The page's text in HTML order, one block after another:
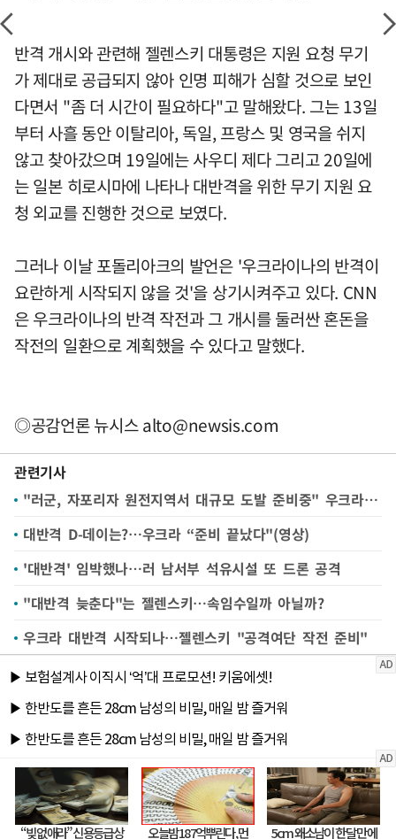
반격 개시와 관련해 젤렌스키 대통령은 지원 요청 무기
가 제대로 공급되지 않아 인명 피해가 심할 것으로 보인
다면서 "좀 더 시간이 필요하다"고 말해왔다. 그는 13일
부터 사흘 동안 이탈리아, 독일, 프랑스 및 영국을 쉬지
않고 찾아갔으며 19일에는 사우디 제다 그리고 20일에
는 일본 히로시마에 나타나 대반격을 위한 무기 지원 요
청 외교를 진행한 것으로 보였다.
그러나 이날 포돌리아크의 발언은 '우크라이나의 반격이
요란하게 시작되지 않을 것'을 상기시켜주고 있다. CNN
은 우크라이나의 반격 작전과 그 개시를 둘러싼 혼돈을
작전의 일환으로 계획했을 수 있다고 말했다.
◎공감언론 뉴시스alto@newsis.com
관련기사
"러군, 자포리자 원전지역서 대규모 도발 준비중" 우크라국방부
대반격 D-데이는?…우크라 “준비 끝났다"(영상)
'대반격' 임박했나…러 남서부 석유시설 또 드론 공격
"대반격 늦춘다"는 젤렌스키…속임수일까 아닐까?
우크라 대반격 시작되나…젤렌스키 "공격여단 작전 준비"